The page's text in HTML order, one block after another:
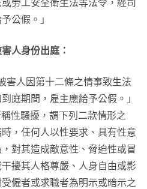
勞工安全衛生法等法令，經司
公假。」
人身份出庭：
害人因第十二條之情事致生法
庭期間，雇主應給予公假。」
性騷擾，謂下列二款情形之
，任何人以性要求、具有性意
對其造成敵意性、脅迫性或冒
擾其人格尊嚴、人身自由或影
僱者或求職者為明示或暗示之